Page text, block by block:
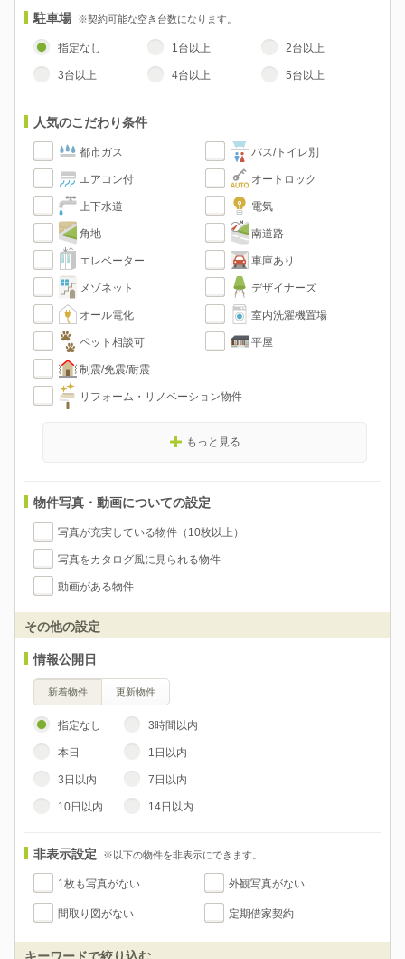
駐車場 ※契約可能な空き台数になります。
指定なし 1台以上 2台以上
3台以上 4台以上 5台以上
人気のこだわり条件
都市ガス バス/トイレ別
エアコン付 オートロック
上下水道 電気
角地 南道路
エレベーター 車庫あり
メゾネット デザイナーズ
オール電化 室内洗濯機置場
ペット相談可 平屋
制震/免震/耐震
リフォーム・リノベーション物件
もっと見る
物件写真・動画についての設定
写真が充実している物件（10枚以上）
写真をカタログ風に見られる物件
動画がある物件
その他の設定
情報公開日
新着物件 更新物件
指定なし 3時間以内
本日 1日以内
3日以内 7日以内
10日以内 14日以内
非表示設定 ※以下の物件を非表示にできます。
1枚も写真がない 外観写真がない
間取り図がない 定期借家契約